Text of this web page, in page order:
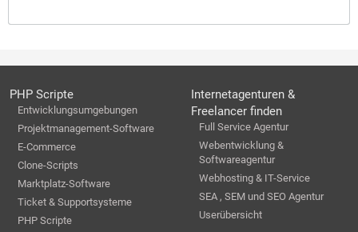
PHP Scripte
Entwicklungsumgebungen
Projektmanagement-Software
E-Commerce
Clone-Scripts
Marktplatz-Software
Ticket & Supportsysteme
PHP Scripte
Internetagenturen &
Freelancer finden
Full Service Agentur
Webentwicklung &
Softwareagentur
Webhosting & IT-Service
SEA , SEM und SEO Agentur
Userübersicht